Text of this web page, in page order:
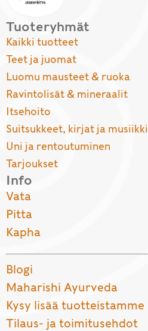
Tuoteryhmät
Kaikki tuotteet
Teet ja juomat
Luomu mausteet & ruoka
Ravintolisät & mineraalit
Itsehoito
Suitsukkeet, kirjat ja musiikki
Uni ja rentoutuminen
Tarjoukset
Info
Vata
Pitta
Kapha
Blogi
Maharishi Ayurveda
Kysy lisää tuotteistamme
Tilaus- ja toimitusehdot